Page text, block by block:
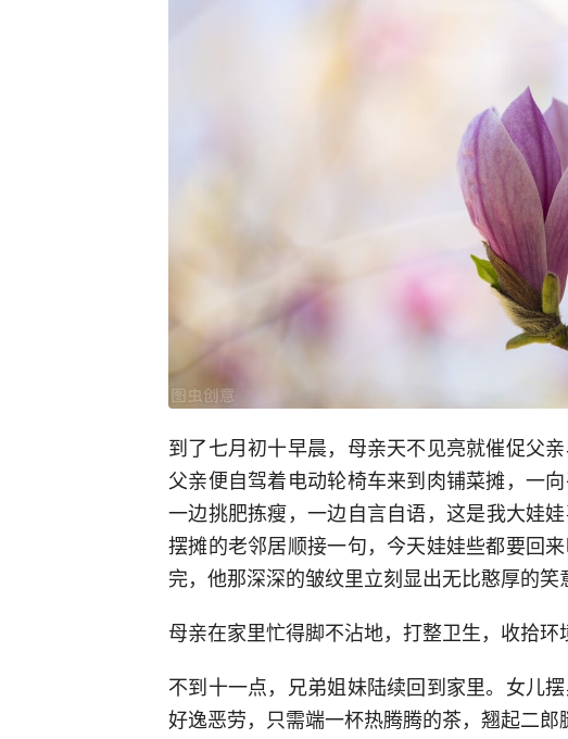
到了七月初十早晨，母亲天不见亮就催促父
父亲便自驾着电动轮椅车来到肉铺菜摊，一
一边挑肥拣瘦，一边自言自语，这是我大娃
摆摊的老邻居顺接一句，今天娃娃些都要回
完，他那深深的皱纹里立刻显出无比憨厚的笑
母亲在家里忙得脚不沾地，打整卫生，收拾
不到十一点，兄弟姐妹陆续回到家里。女儿
好逸恶劳，只需端一杯热腾腾的茶，翘起二郎